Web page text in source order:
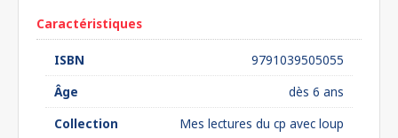
Caractéristiques
ISBN
9791039505055
Âge
dès 6 ans
Collection
Mes lectures du cp avec loup